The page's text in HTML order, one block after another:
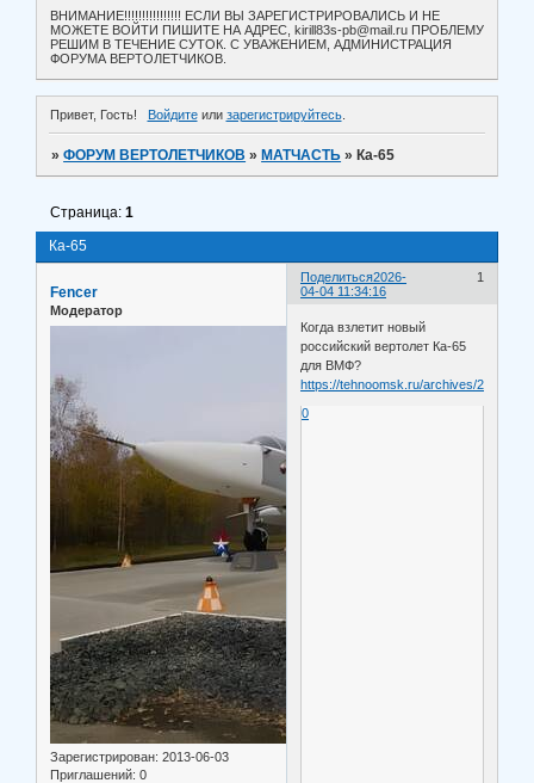
ВНИМАНИЕ!!!!!!!!!!!!!!!! ЕСЛИ ВЫ ЗАРЕГИСТРИРОВАЛИСЬ И НЕ
МОЖЕТЕ ВОЙТИ ПИШИТЕ НА АДРЕС, kirill83s-pb@mail.ru ПРОБЛЕМУ
РЕШИМ В ТЕЧЕНИЕ СУТОК. С УВАЖЕНИЕМ, АДМИНИСТРАЦИЯ
ФОРУМА ВЕРТОЛЕТЧИКОВ.
Привет, Гость! Войдитеили зарегистрируйтесь.
»ФОРУМ ВЕРТОЛЕТЧИКОВ » МАТЧАСТЬ » Ка-65
Ка-65
Страница:1
Поделиться 1
2026-
04-04 11:34:16
Fencer
Модератор
Зарегистрирован: 2013-06-03
Приглашений: 0
Когда взлетит новый
российский вертолет Ка-65
для ВМФ?
https://tehnoomsk.ru/archives/24512
0